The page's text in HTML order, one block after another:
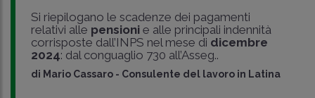
Si riepilogano le scadenze dei pagamenti
relativi alle pensionie alle principali indennità
corrisposte dall’INPS nel mese di dicembre
2024: dal conguaglio 730 all’Asseg..
di Mario Cassaro - Consulente del lavoro in Latina